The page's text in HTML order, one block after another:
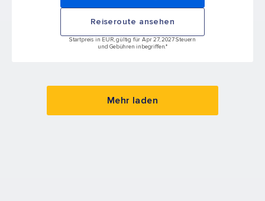
Reiseroute ansehen
Startpreis in EUR, gültig für Apr 27, 2027 Steuern
und Gebühren inbegriffen.*
Mehr laden